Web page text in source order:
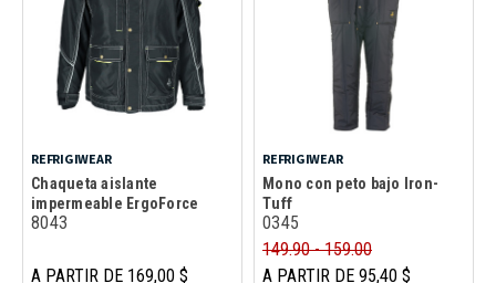
REFRIGIWEAR
Chaqueta aislante
impermeable ErgoForce
8043
A PARTIR DE 169,00 $
REFRIGIWEAR
Mono con peto bajo Iron-
Tuff
0345
149.90 - 159.00
A PARTIR DE 95,40 $